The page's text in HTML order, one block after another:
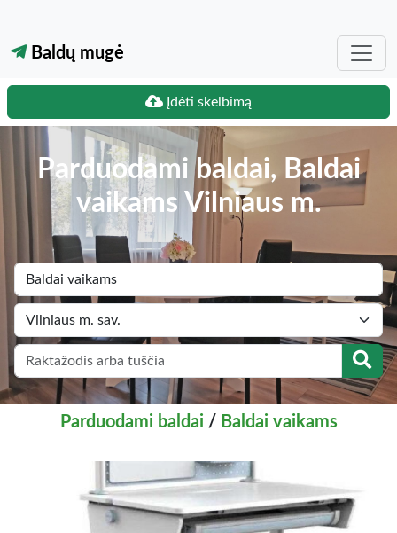
Baldų mugė
Įdėti skelbimą
Parduodami baldai, Baldai
vaikams Vilniaus m.
Parduodami baldai / Baldai vaikams